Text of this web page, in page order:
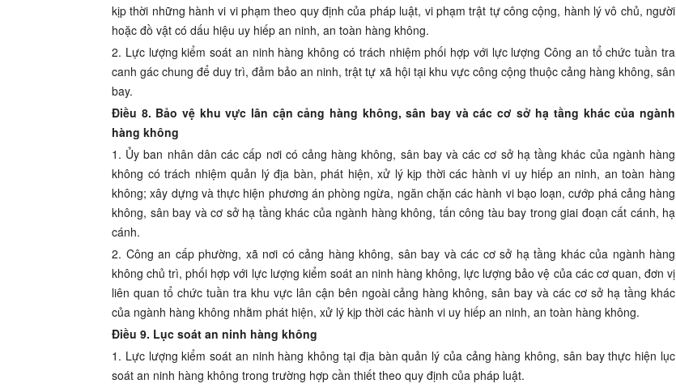
kịp thời những hành vi vi phạm theo quy định của pháp luật, vi phạm trật tự công cộng, hành lý vô chủ, người
hoặc đồ vật có dấu hiệu uy hiếp an ninh, an toàn hàng không.
2. Lực lượng kiểm soát an ninh hàng không có trách nhiệm phối hợp với lực lượng Công an tổ chức tuần tra
canh gác chung để duy trì, đảm bảo an ninh, trật tự xã hội tại khu vực công cộng thuộc cảng hàng không, sân
bay.
Điều 8. Bảo vệ khu vực lân cận cảng hàng không, sân bay và các cơ sở hạ tầng khác của ngành
hàng không
1. Ủy ban nhân dân các cấp nơi có cảng hàng không, sân bay và các cơ sở hạ tầng khác của ngành hàng
không có trách nhiệm quản lý địa bàn, phát hiện, xử lý kịp thời các hành vi uy hiếp an ninh, an toàn hàng
không; xây dựng và thực hiện phương án phòng ngừa, ngăn chặn các hành vi bạo loạn, cướp phá cảng hàng
không, sân bay và cơ sở hạ tầng khác của ngành hàng không, tấn công tàu bay trong giai đoạn cất cánh, hạ
cánh.
2. Công an cấp phường, xã nơi có cảng hàng không, sân bay và các cơ sở hạ tầng khác của ngành hàng
không chủ trì, phối hợp với lực lượng kiểm soát an ninh hàng không, lực lượng bảo vệ của các cơ quan, đơn vị
liên quan tổ chức tuần tra khu vực lân cận bên ngoài cảng hàng không, sân bay và các cơ sở hạ tầng khác
của ngành hàng không nhằm phát hiện, xử lý kịp thời các hành vi uy hiếp an ninh, an toàn hàng không.
Điều 9. Lục soát an ninh hàng không
1. Lực lượng kiểm soát an ninh hàng không tại địa bàn quản lý của cảng hàng không, sân bay thực hiện lục
soát an ninh hàng không trong trường hợp cần thiết theo quy định của pháp luật.